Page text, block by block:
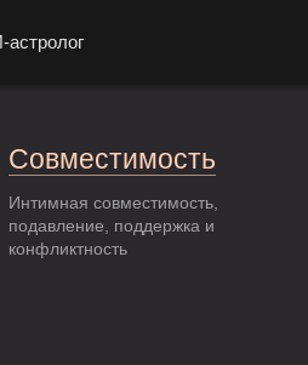
Совместимость
Интимная совместимость,
подавление, поддержка и
конфликтность